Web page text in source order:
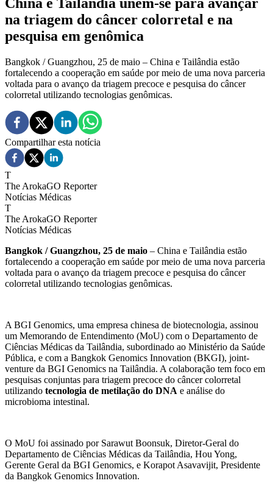
na triagem do câncer colorretal e na
pesquisa em genômica
Bangkok / Guangzhou, 25 de maio – China e Tailândia estão
fortalecendo a cooperação em saúde por meio de uma nova parceria
voltada para o avanço da triagem precoce e pesquisa do câncer
colorretal utilizando tecnologias genômicas.
Compartilhar esta notícia
T
The ArokaGO Reporter
Notícias Médicas
T
The ArokaGO Reporter
Notícias Médicas
Bangkok / Guangzhou, 25 de maio – China e Tailândia estão
fortalecendo a cooperação em saúde por meio de uma nova parceria
voltada para o avanço da triagem precoce e pesquisa do câncer
colorretal utilizando tecnologias genômicas.
A BGI Genomics, uma empresa chinesa de biotecnologia, assinou
um Memorando de Entendimento (MoU) com o Departamento de
Ciências Médicas da Tailândia, subordinado ao Ministério da Saúde
Pública, e com a Bangkok Genomics Innovation (BKGI), joint-
venture da BGI Genomics na Tailândia. A colaboração tem foco em
pesquisas conjuntas para triagem precoce do câncer colorretal
utilizando tecnologia de metilação do DNA e análise do
microbioma intestinal.
O MoU foi assinado por Sarawut Boonsuk, Diretor-Geral do
Departamento de Ciências Médicas da Tailândia, Hou Yong,
Gerente Geral da BGI Genomics, e Korapot Asavavijit, Presidente
da Bangkok Genomics Innovation.